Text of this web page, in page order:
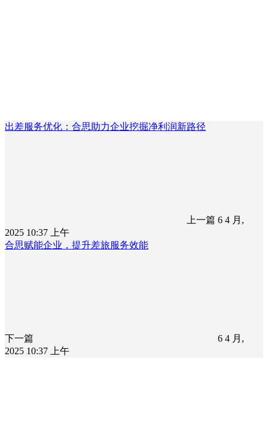
出差服务优化：合思助力企业挖掘净利润新路径
上一篇 6 4 月,
2025 10:37 上午
合思赋能企业，提升差旅服务效能
下一篇
6 4 月,
2025 10:37 上午